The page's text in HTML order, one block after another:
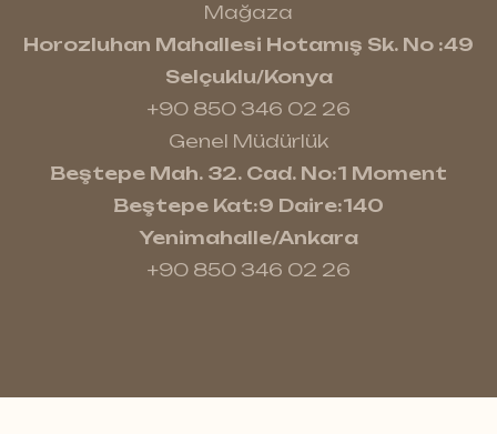
Mağaza
Horozluhan Mahallesi Hotamış Sk. No :49
Selçuklu/Konya
+90 850 346 02 26
Genel Müdürlük
Beştepe Mah. 32. Cad. No:1 Moment
Beştepe Kat:9 Daire:140
Yenimahalle/Ankara
+90 850 346 02 26